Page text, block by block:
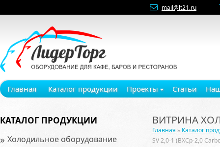
mail@lt21.ru
Главная Каталог продукции Проекты Статьи
КАТАЛОГ ПРОДУКЦИИ
» Холодильное оборудование
ВИТРИНА
Главная » Каталог
SV 2,0-1 (ВХСр-2,0